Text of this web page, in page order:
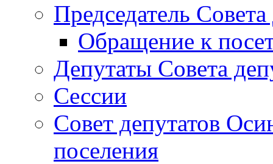
Председатель Совета
Обращение к
Депутаты Совета
Сессии
Совет депутатов
поселения